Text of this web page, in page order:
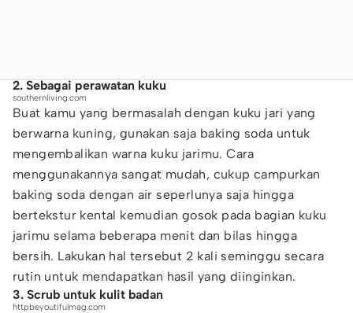
2. Sebagai perawatan kuku
southernliving.com
Buat kamu yang bermasalah dengan kuku jari yang
berwarna kuning, gunakan saja baking soda untuk
mengembalikan warna kuku jarimu. Cara
menggunakannya sangat mudah, cukup campurkan
baking soda dengan air seperlunya saja hingga
bertekstur kental kemudian gosok pada bagian kuku
jarimu selama beberapa menit dan bilas hingga
bersih. Lakukan hal tersebut 2 kali seminggu secara
rutin untuk mendapatkan hasil yang diinginkan.
3. Scrub untuk kulit badan
httpbeyoutifulmag.com